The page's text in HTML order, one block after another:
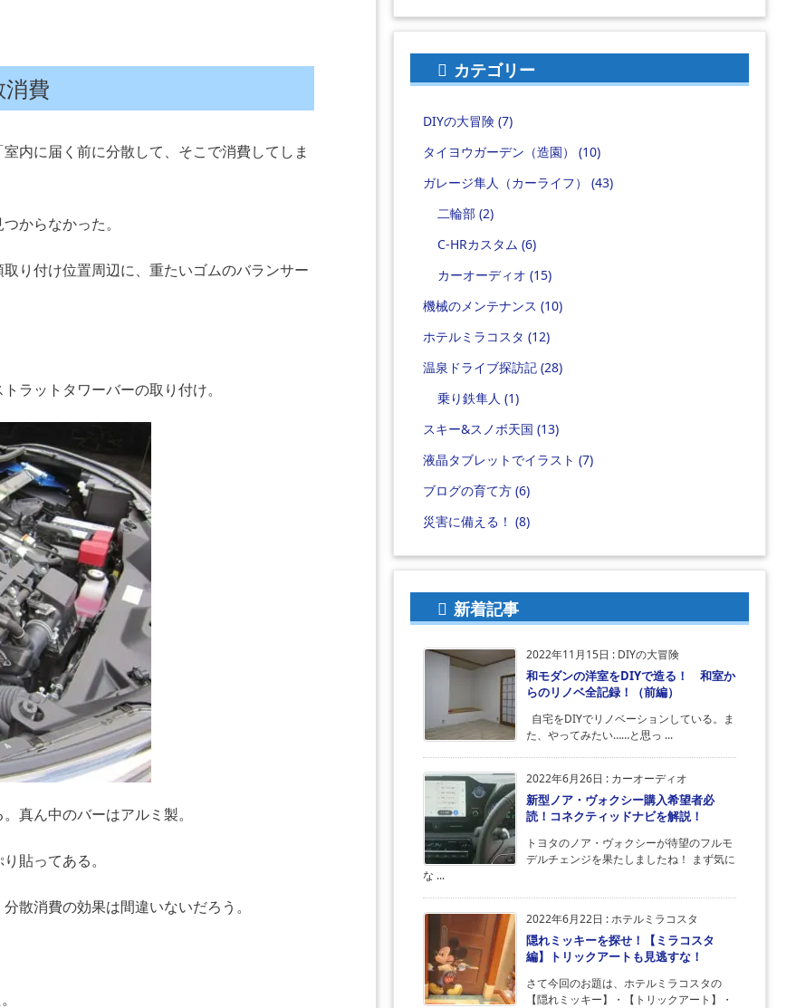
費
内に届く前に分散して、そこで消費してしま
からなかった。
り付け位置周辺に、重たいゴムのバランサー
ラットタワーバーの取り付け。
真ん中のバーはアルミ製。
貼ってある。
散消費の効果は間違いないだろう。
カテゴリー
DIYの大冒険 (7)
タイヨウガーデン（造園） (10)
ガレージ隼人（カーライフ） (43)
二輪部 (2)
C-HRカスタム (6)
カーオーディオ (15)
機械のメンテナンス (10)
ホテルミラコスタ (12)
温泉ドライブ探訪記 (28)
乗り鉄隼人 (1)
スキー&スノボ天国 (13)
液晶タブレットでイラスト (7)
ブログの育て方 (6)
災害に備える！ (8)
新着記事
2022年11月15日 : DIYの大冒険
和モダンの洋室をDIYで造る！ 和室か
らのリノベ全記録！（前編）
自宅をDIYでリノベーションしている。ま
た、やってみたい……と思っ ...
2022年6月26日 : カーオーディオ
新型ノア・ヴォクシー購入希望者必
読！コネクティッドナビを解説！
トヨタのノア・ヴォクシーが待望のフルモ
デルチェンジを果たしましたね！ まず気に
な ...
2022年6月22日 :ホテルミラコスタ
隠れミッキーを探せ！【ミラコスタ
編】トリックアートも見逃すな！
さて今回のお題は、ホテルミラコスタの
【隠れミッキー】・【トリックアート】・